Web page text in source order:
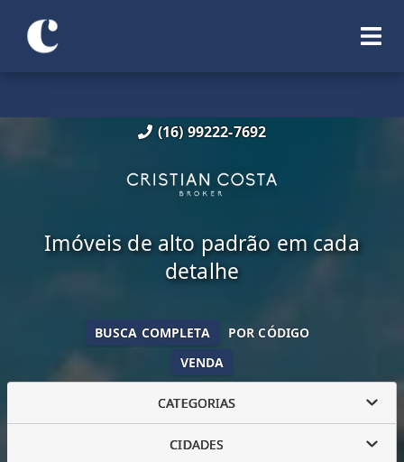
(16) 99222-7692
Imóveis de alto padrão em cada
detalhe
VENDA
BUSCA COMPLETA POR CÓDIGO
CATEGORIAS
CIDADES